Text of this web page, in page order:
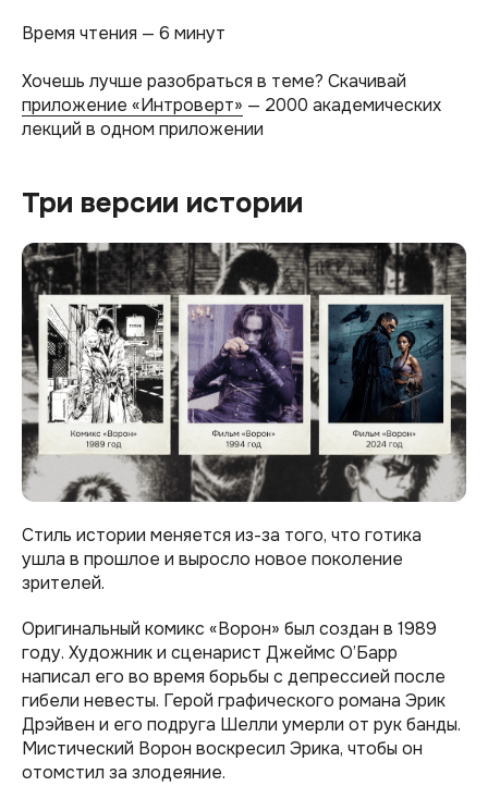
Время чтения — 6 минут
Хочешь лучше разобраться в теме? Скачивай
приложение «Интроверт» — 2000 академических
лекций в одном приложении
Три версии истории
Стиль истории меняется из-за того, что готика
ушла в прошлое и выросло новое поколение
зрителей.
Оригинальный комикс «Ворон» был создан в 1989
году. Художник и сценарист Джеймс О’Барр
написал его во время борьбы с депрессией после
гибели невесты. Герой графического романа Эрик
Дрэйвен и его подруга Шелли умерли от рук банды.
Мистический Ворон воскресил Эрика, чтобы он
отомстил за злодеяние.